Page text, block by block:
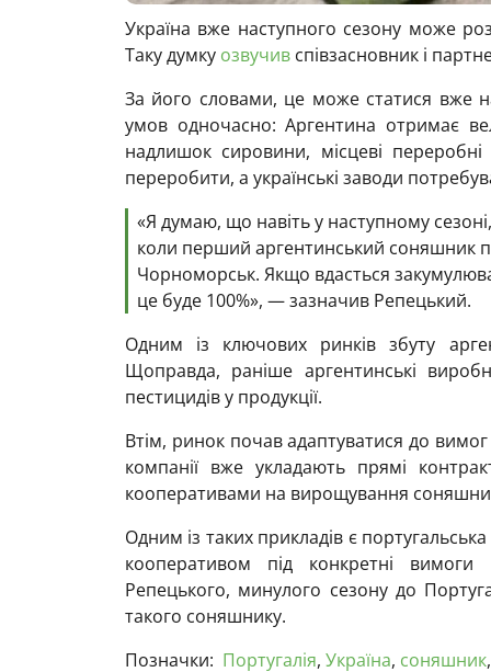
Україна вже наступного сезону може
Таку думку озвучив співзасновник і
За його словами, це може статися вже
умов одночасно: Аргентина отримає
надлишок сировини, місцеві
переробити, а українські заводи
«Я думаю, що навіть у наступному
коли перший аргентинський соняшник
Чорноморськ. Якщо вдасться
це буде 100%», — зазначив Репецький.
Одним із ключових ринків збуту
Щоправда, раніше аргентинські
пестицидів у продукції.
Втім, ринок почав адаптуватися до
компанії вже укладають прямі
кооперативами на вирощування
Одним із таких прикладів є
кооперативом під конкретні
Репецького, минулого сезону до
такого соняшнику.
Позначки: Португалія, Україна, соняшник